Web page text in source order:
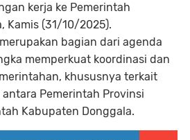
kerja ke Pemerintah
, Kamis (31/10/2025).
bagian dari agenda
memperkuat koordinasi dan
khususnya terkait
antara Pemerintah Provinsi
Kabupaten Donggala.